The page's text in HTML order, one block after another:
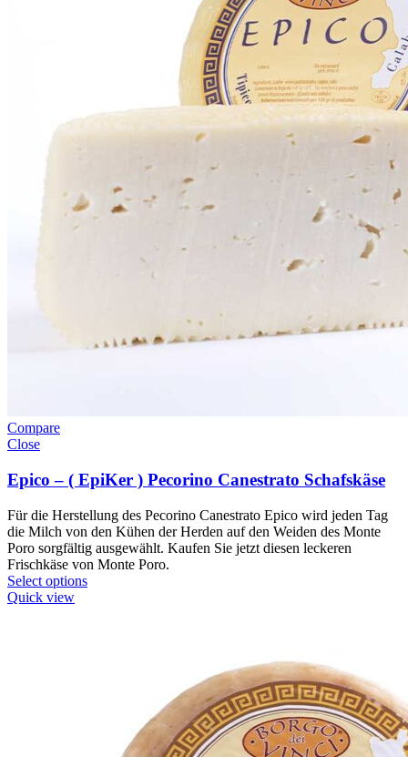
Compare
Close
Epico – ( EpiKer ) Pecorino Canestrato Schafskäse
Für die Herstellung des Pecorino Canestrato Epico wird jeden Tag
die Milch von den Kühen der Herden auf den Weiden des Monte
Poro sorgfältig ausgewählt. Kaufen Sie jetzt diesen leckeren
Frischkäse von Monte Poro.
Select options
Quick view